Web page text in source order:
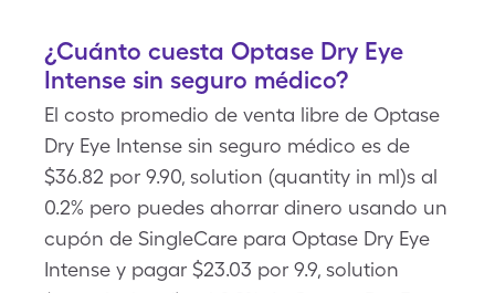
¿Cuánto cuesta Optase Dry Eye
Intense sin seguro médico?
El costo promedio de venta libre de Optase
Dry Eye Intense sin seguro médico es de
$36.82 por 9.90, solution (quantity in ml)s al
0.2% pero puedes ahorrar dinero usando un
cupón de SingleCare para Optase Dry Eye
Intense y pagar $23.03 por 9.9, solution